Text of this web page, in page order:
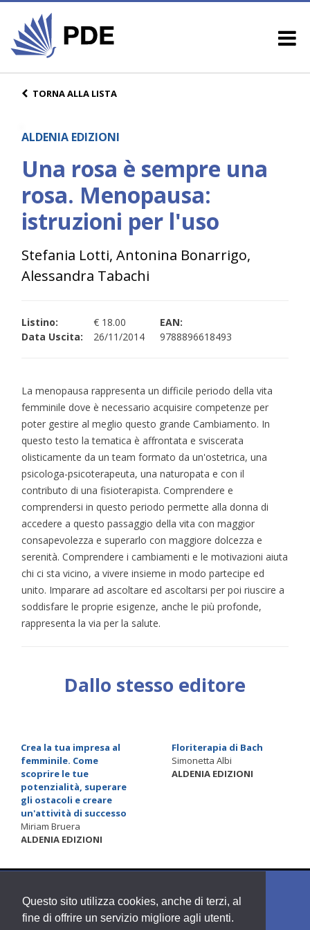
Questo sito utilizza cookies, anche di terzi, al
fine di offrire un servizio migliore agli utenti.
TORNA ALLA LISTA
ALDENIA EDIZIONI
Una rosa è sempre una
rosa. Menopausa:
istruzioni per l'uso
Stefania Lotti, Antonina Bonarrigo,
Alessandra Tabachi
Listino:
€ 18.00
Data Uscita:
26/11/2014
EAN:
9788896618493
La menopausa rappresenta un difficile periodo della vita
femminile dove è necessario acquisire competenze per
poter gestire al meglio questo grande Cambiamento. In
questo testo la tematica è affrontata e sviscerata
olisticamente da un team formato da un'ostetrica, una
psicologa-psicoterapeuta, una naturopata e con il
contributo di una fisioterapista. Comprendere e
comprendersi in questo periodo permette alla donna di
accedere a questo passaggio della vita con maggior
consapevolezza e superarlo con maggiore dolcezza e
serenità. Comprendere i cambiamenti e le motivazioni aiuta
chi ci sta vicino, a vivere insieme in modo partecipe ed
unito. Imparare ad ascoltare ed ascoltarsi per poi riuscire a
soddisfare le proprie esigenze, anche le più profonde,
rappresenta la via per la salute.
Dallo stesso editore
Crea la tua impresa al
femminile. Come
scoprire le tue
potenzialità, superare
gli ostacoli e creare
un'attività di successo
Miriam Bruera
ALDENIA EDIZIONI
Floriterapia di Bach
Simonetta Albi
ALDENIA EDIZIONI